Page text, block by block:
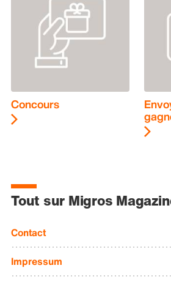
Concours
Tout sur Migros
Contact
Impressum